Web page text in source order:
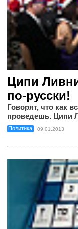
Ципи
по-русски!
Говорят, что как
проведешь. Ципи
Политика 09.01.2013